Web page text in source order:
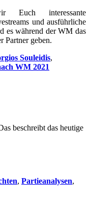
Euch interessante
und ausführliche
es während der WM das
Partner geben.
Souleidis,
WM 2021
beschreibt das heutige
, Partieanalysen,